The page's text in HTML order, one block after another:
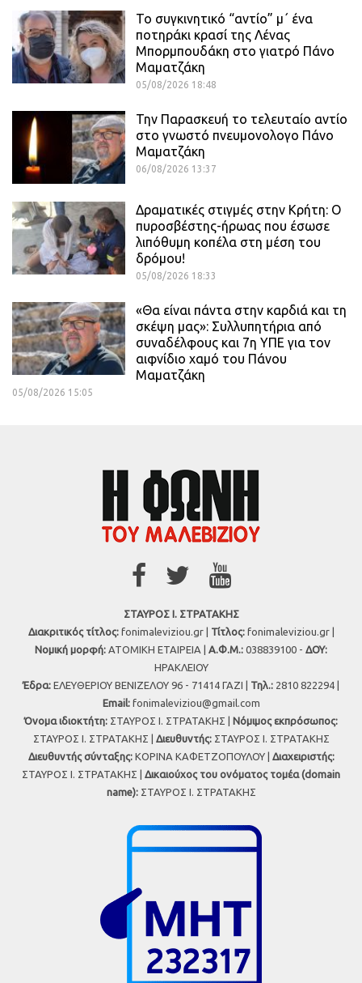
Το συγκινητικό “αντίο” μ΄ ένα
ποτηράκι κρασί της Λένας
Μπορμπουδάκη στο γιατρό Πάνο
Μαματζάκη
05/08/2026 18:48
Την Παρασκευή το τελευταίο αντίο
στο γνωστό πνευμονολογο Πάνο
Μαματζάκη
06/08/2026 13:37
Δραματικές στιγμές στην Κρήτη: Ο
πυροσβέστης-ήρωας που έσωσε
λιπόθυμη κοπέλα στη μέση του
δρόμου!
05/08/2026 18:33
«Θα είναι πάντα στην καρδιά και τη
σκέψη μας»: Συλλυπητήρια από
συναδέλφους και 7η ΥΠΕ για τον
αιφνίδιο χαμό του Πάνου
Μαματζάκη
05/08/2026 15:05
ΣΤΑΥΡΟΣ Ι. ΣΤΡΑΤΑΚΗΣ
Διακριτικός τίτλος:fonimaleviziou.gr | Τίτλος:fonimaleviziou.gr |
Νομική μορφή: ΑΤΟΜΙΚΗ ΕΤΑΙΡΕΙΑ | Α.Φ.Μ.: 038839100 - ΔΟΥ:
ΗΡΑΚΛΕΙΟΥ
Έδρα: ΕΛΕΥΘΕΡΙΟΥ ΒΕΝΙΖΕΛΟΥ 96 - 71414 ΓΑΖΙ | Τηλ.: 2810 822294 |
Εmail: fonimaleviziou@gmail.com
Όνομα ιδιοκτήτη: ΣΤΑΥΡΟΣ Ι. ΣΤΡΑΤΑΚΗΣ | Νόμιμος εκπρόσωπος:
ΣΤΑΥΡΟΣ Ι. ΣΤΡΑΤΑΚΗΣ | Διευθυντής:ΣΤΑΥΡΟΣ Ι. ΣΤΡΑΤΑΚΗΣ
Διευθυντής σύνταξης:ΚΟΡΙΝΑ ΚΑΦΕΤΖΟΠΟΥΛΟΥ | Διαχειριστής:
ΣΤΑΥΡΟΣ Ι. ΣΤΡΑΤΑΚΗΣ | Δικαιούχος του ονόματος τομέα (domain
name):ΣΤΑΥΡΟΣ Ι. ΣΤΡΑΤΑΚΗΣ